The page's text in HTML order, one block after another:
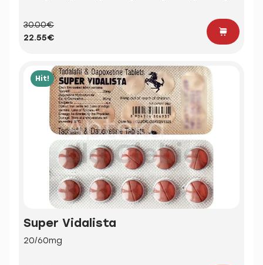
30.00€
22.55€
Hit!
Super Vidalista
20/60mg